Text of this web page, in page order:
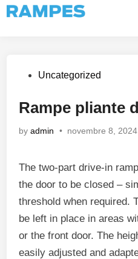
Skip
to
PostedUncategorized
Rampe pliante
byadmin • novembre 8, 2024
The two-part drive-in
the door to be closed –
threshold when required.
be left in place in areas
or the front door. The
easily adjusted and